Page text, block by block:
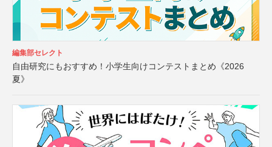
編集部セレクト
自由研究にもおすすめ！小学生向けコンテストまとめ《2026
夏》